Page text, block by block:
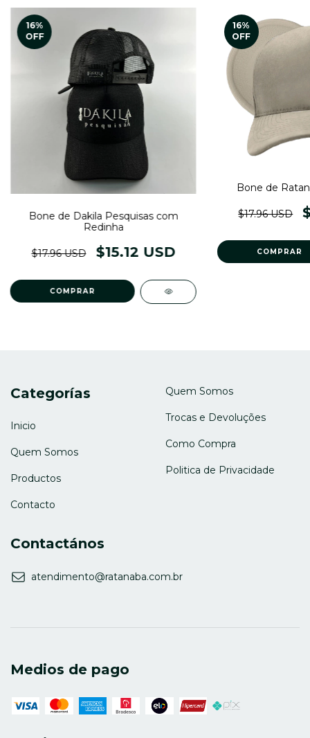
16%
OFF
Bone de Dakila Pesquisas com
Redinha
$17.96 USD $15.12 USD
16%
OFF
Bone de
$17.96 USD
Categorías
Inicio
Quem Somos
Productos
Contacto
Quem Somos
Trocas e Devoluções
Como Compra
Politica de Privacidade
Contactános
atendimento@ratanaba.com.br
Medios de pago